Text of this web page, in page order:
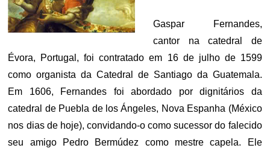
Gaspar Fernandes,
cantor na catedral de
Évora, Portugal, foi contratado em 16 de julho de 1599
como organista da Catedral de Santiago da Guatemala.
Em 1606, Fernandes foi abordado por dignitários da
catedral de Puebla de los Ángeles, Nova Espanha (México
nos dias de hoje), convidando-o como sucessor do falecido
seu amigo Pedro Bermúdez como mestre capela. Ele